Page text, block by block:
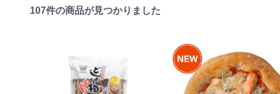
107件の商品が見つかりました